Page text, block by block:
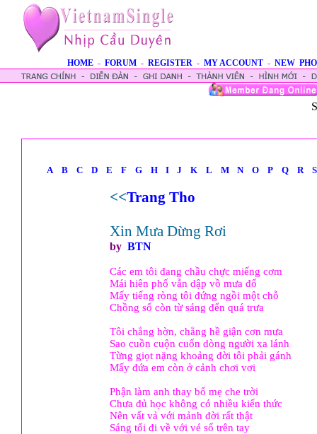
HOME - FORUM - REGISTER - MY ACCOUNT - NEW
A B C D E F G H I J K L M N O P Q R S
<<Trang Tho
Xin Mưa Dừng Rơi
by BTN
Các em tôi đang chầu chực miếng cơm
Mái hiên phố vẫn dập vồ mưa đổ
Mấy tiếng ròng tôi đứng ngồi một chỗ
Chồng số còn từ sáng đến quá trưa
Tôi chẳng hờn, chẳng hề giận cơn mưa
Sao cuồn cuộn cuốn dòng người xa lánh
Từng giọt nặng khoảng đời tôi phải gánh
Mấy đứa em còn ở cảnh chơi vơi
Phận làm anh thay bố mẹ che trời
Chưa đủ học không có nhiều kiến thức
Nên vất vả với mảnh đời rất thật
Sáng tối đi về với vé số trên tay